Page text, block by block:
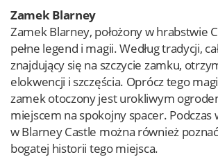
Zamek Blarney
Zamek Blarney, położony w hrabstwie
pełne legend i magii. Według tradycji,
znajdujący się na szczycie zamku,
elokwencji i szczęścia. Oprócz tego
zamek otoczony jest urokliwym
miejscem na spokojny spacer. Podczas
w Blarney Castle można również
bogatej historii tego miejsca.